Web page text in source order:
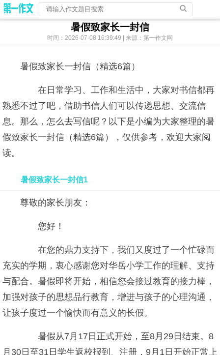
暑假致家长一封信
时间：2026-07-08 16:39:49 | 来源：第一作文网
暑假致家长一封信（精选6篇）
在日常学习、工作和生活中，大家对书信都再
熟悉不过了吧，借助书信人们可以传递思想、交流信
息。那么，怎么去写信呢？以下是小编为大家整理的暑
假致家长一封信（精选6篇），仅供参考，欢迎大家阅
读。
暑假致家长一封信1
尊敬的家长朋友：
您好！
在您的鼎力支持下，我们又度过了一个忙碌而
充实的学期，衷心感谢您对华岳小学工作的理解、支持
与配合。暑假即将开始，相信您会接过教育的接力棒，
加强对孩子的思想品行教育，增进与孩子的心理沟通，
让孩子度过一个愉快而有意义的长假。
暑假从7月17日正式开始，至8月29日结束。8
月30日至31日学生返校报到、注册，9月1日开始正常上